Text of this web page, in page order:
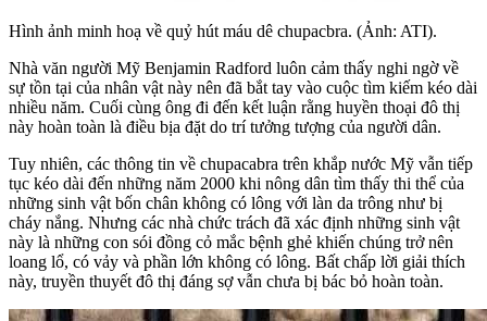
Hình ảnh minh hoạ về quỷ hút máu dê chupacbra. (Ảnh: ATI).
Nhà văn người Mỹ Benjamin Radford luôn cảm thấy nghi ngờ về
sự tồn tại của nhân vật này nên đã bắt tay vào cuộc tìm kiếm kéo dài
nhiều năm. Cuối cùng ông đi đến kết luận rằng huyền thoại đô thị
này hoàn toàn là điều bịa đặt do trí tưởng tượng của người dân.
Tuy nhiên, các thông tin về chupacabra trên khắp nước Mỹ vẫn tiếp
tục kéo dài đến những năm 2000 khi nông dân tìm thấy thi thể của
những sinh vật bốn chân không có lông với làn da trông như bị
cháy nắng. Nhưng các nhà chức trách đã xác định những sinh vật
này là những con sói đồng cỏ mắc bệnh ghẻ khiến chúng trở nên
loang lổ, có vảy và phần lớn không có lông. Bất chấp lời giải thích
này, truyền thuyết đô thị đáng sợ vẫn chưa bị bác bỏ hoàn toàn.